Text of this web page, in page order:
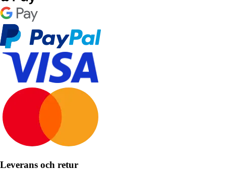
Leverans och retur